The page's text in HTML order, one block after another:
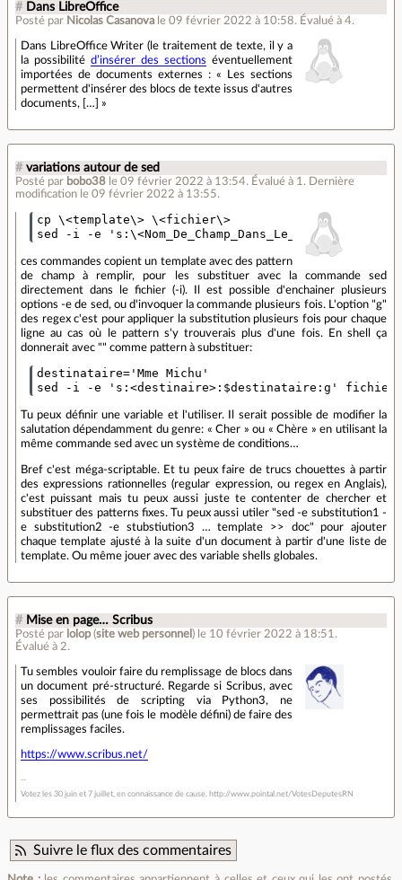
# Dans LibreOffice
Posté par Nicolas Casanova le 09 février 2022 à 10:58. Évalué à 4.
Dans LibreOffice Writer (le traitement de texte, il y a
la possibilité d’insérer des sections éventuellement
importées de documents externes : « Les sections
permettent d'insérer des blocs de texte issus d'autres
documents, […] »
# variations autour de sed
Posté par bobo38 le 09 février 2022 à 13:54. Évalué à 1 . Dernière
modification le 09 février 2022 à 13:55.
cp \<template\> \<fichier\>
ces commandes copient un template avec des pattern
de champ à remplir, pour les substituer avec la commande sed
directement dans le fichier (-i). Il est possible d'enchainer plusieurs
options -e de sed, ou d'invoquer la commande plusieurs fois. L'option "g"
des regex c'est pour appliquer la substitution plusieurs fois pour chaque
ligne au cas où le pattern s'y trouverais plus d'une fois. En shell ça
donnerait avec "" comme pattern à substituer:
destinataire='Mme Michu'
Tu peux définir une variable et l'utiliser. Il serait possible de modifier la
salutation dépendamment du genre: « Cher » ou « Chère » en utilisant la
même commande sed avec un système de conditions…
Bref c'est méga-scriptable. Et tu peux faire de trucs chouettes à partir
des expressions rationnelles (regular expression, ou regex en Anglais),
c'est puissant mais tu peux aussi juste te contenter de chercher et
substituer des patterns fixes. Tu peux aussi utiler "sed -e substitution1 -
e substitution2 -e stubstiution3 … template >> doc" pour ajouter
chaque template ajusté à la suite d'un document à partir d'une liste de
template. Ou même jouer avec des variable shells globales.
# Mise en page… Scribus
Posté par lolop(site web personnel ) le 10 février 2022 à 18:51 .
Évalué à 2.
Tu sembles vouloir faire du remplissage de blocs dans
un document pré-structuré. Regarde si Scribus, avec
ses possibilités de scripting via Python3, ne
permettrait pas (une fois le modèle défini) de faire des
remplissages faciles.
https://www.scribus.net/
Votez les 30 juin et 7 juillet, en connaissance de cause. http://www.pointal.net/VotesDeputesRN
Suivre le flux des commentaires